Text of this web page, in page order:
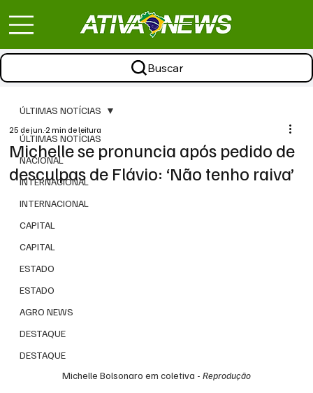
Buscar
ÚLTIMAS NOTÍCIAS
NACIONAL
INTERNACIONAL
INTERNACIONAL
CAPITAL
CAPITAL
ESTADO
ESTADO
AGRO NEWS
DESTAQUE
DESTAQUE
ÚLTIMAS NOTÍCIAS
Michelle se pronuncia após pedido de
desculpas de Flávio: ‘Não tenho raiva’
25 de jun.2 min de leitura
Michelle Bolsonaro em coletiva - Reprodução